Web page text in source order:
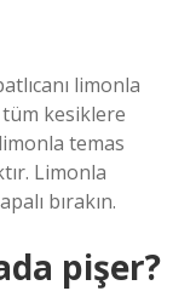
limonla
tüm kesiklere
temas
Limonla
bırakın.
pişer?